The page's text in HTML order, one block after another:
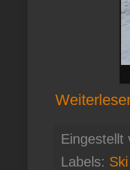
Eingestellt
Labels: Ski